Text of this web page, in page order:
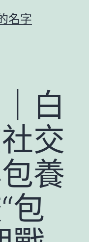
名字
白
交
養
包